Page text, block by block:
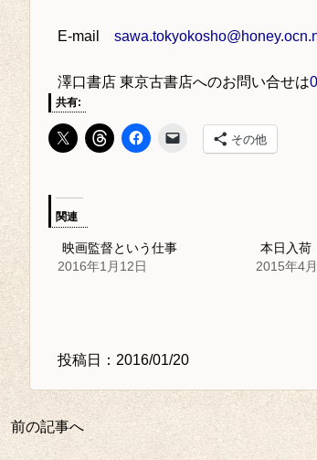
E-mail
澤口書店 東京古書店へのお問い合せは
共有:
その他
関連
映画監督という仕事
2016年1月12日
本日入
2015年4
投稿日：2016/01/20
前の記事へ